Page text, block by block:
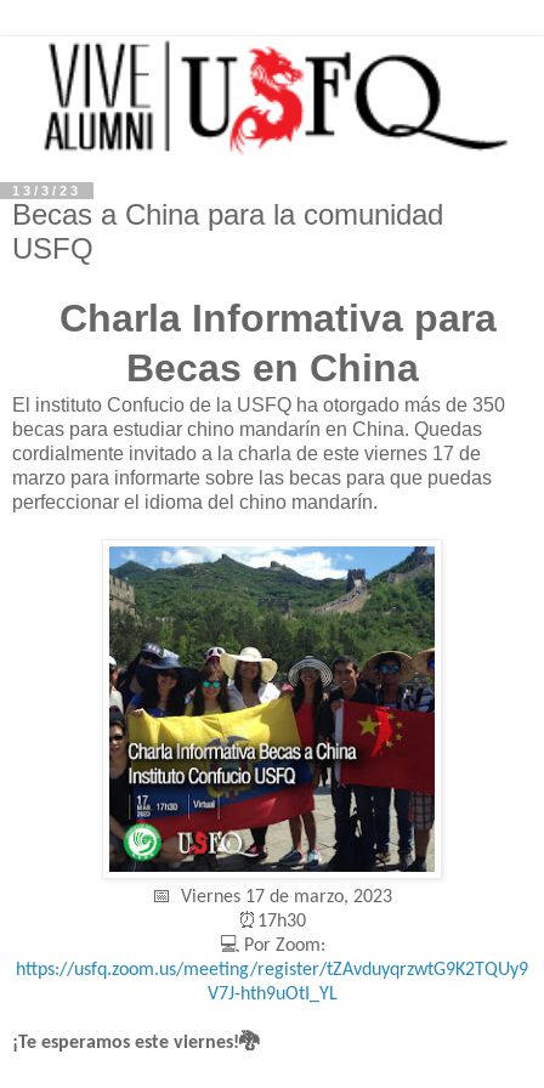
13/3/23
Becas a China para la comunidad
USFQ
Charla Informativa para
Becas en China
El instituto Confucio de la USFQ ha otorgado más de 350
becas para estudiar chino mandarín en China. Quedas
cordialmente invitado a la charla de este viernes 17 de
marzo para informarte sobre las becas para que puedas
perfeccionar el idioma del chino mandarín.
📅 Viernes 17 de marzo, 2023
⏰17h30
💻 Por Zoom:
https://usfq.zoom.us/meeting/register/tZAvduyqrzwtG9K2TQUy9
V7J-hth9uOtI_YL
¡Te esperamos este viernes!🐉